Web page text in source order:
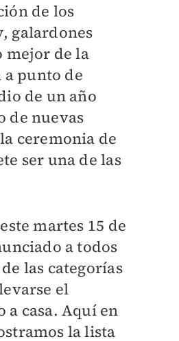
de los
, galardones
mejor de la
punto de
de un año
de nuevas
ceremonia de
ser una de las
martes 15 de
a todos
las categorías
el
a casa. Aquí en
la lista